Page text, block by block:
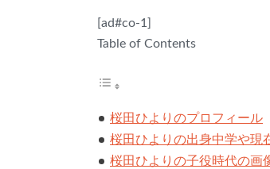
[ad#co-1]
Table of Contents
桜田ひよりのプロフィール
桜田ひよりの出身中学や現
桜田ひよりの子役時代の画